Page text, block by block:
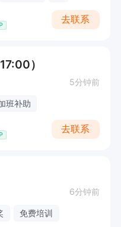
去联系
）
5分钟前
班补助
去联系
6分钟前
免费培训